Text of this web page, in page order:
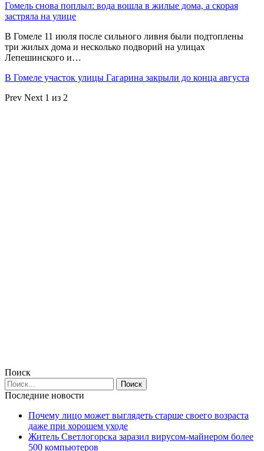
Гомель снова поплыл: вода вошла в жилые дома, а скорая
застряла на улице
В Гомеле 11 июля после сильного ливня были подтоплены
три жилых дома и несколько подворий на улицах
Лепешинского и…
В Гомеле участок улицы Гагарина закрыли до конца августа
Prev Next 1 из 2
Поиск
Последние новости
Почему лицо может выглядеть старше своего возраста
даже при хорошем уходе
Житель Светлогорска заразил вирусом-майнером более
500 компьютеров